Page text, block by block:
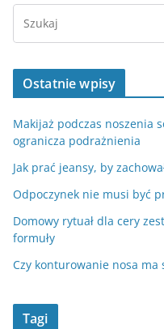
Ostatnie wpisy
Makijaż podczas noszenia
ogranicza podrażnienia
Jak prać jeansy, by
Odpoczynek nie musi być
Domowy rytuał dla cery
formuły
Czy konturowanie nosa ma
Tagi